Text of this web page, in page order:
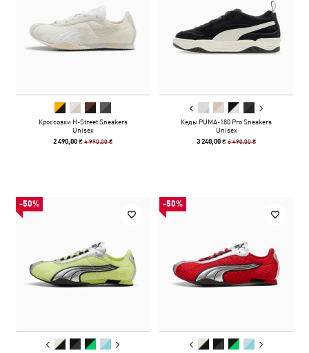
Кроссовки H-Street Sneakers
Unisex
2 490,00 ₴4 990,00 ₴
Кеды PUMA-180 Pro Sneakers
Unisex
3 240,00 ₴6 490,00 ₴
-50% -50%